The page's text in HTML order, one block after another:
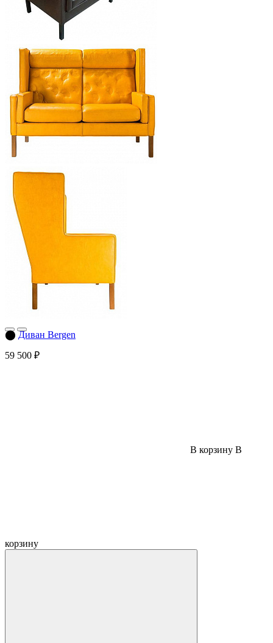
⬤ Диван Bergen
59 500 ₽
В корзину В
корзину